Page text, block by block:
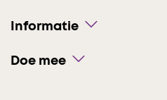
Informatie
Doe mee